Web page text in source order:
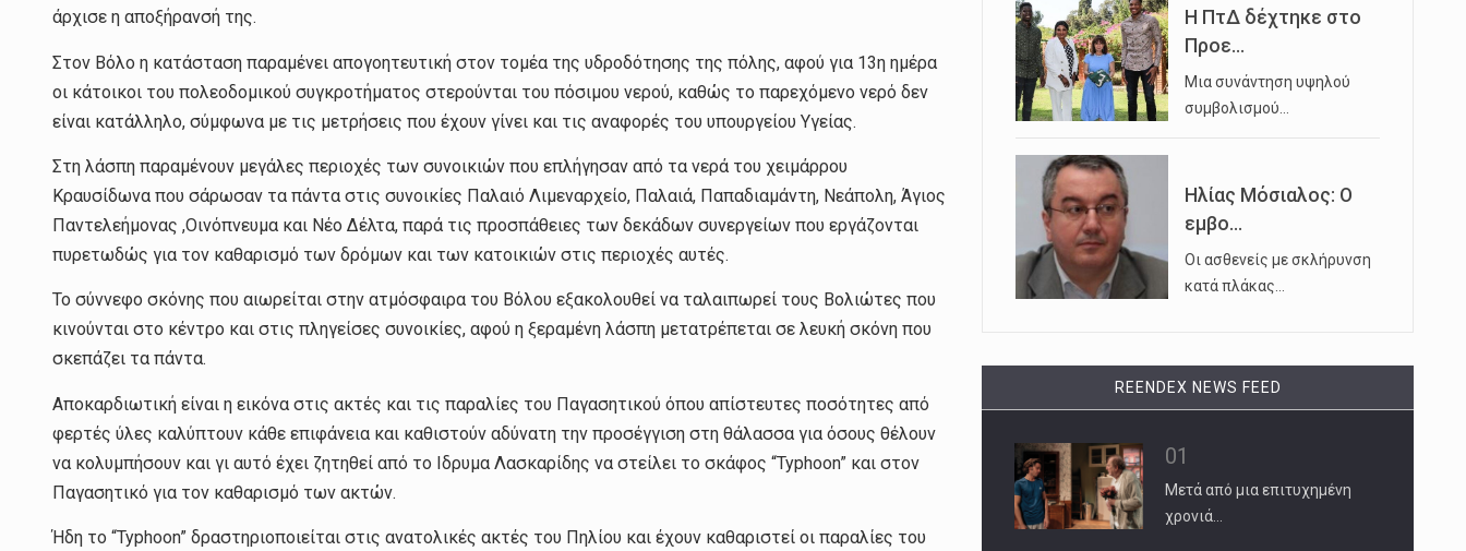
άρχισε η αποξήρανσή της.
Στον Βόλο η κατάσταση παραμένει απογοητευτική στον τομέα της υδροδότησης της πόλης, αφού για 13η ημέρα
οι κάτοικοι του πολεοδομικού συγκροτήματος στερούνται του πόσιμου νερού, καθώς το παρεχόμενο νερό δεν
είναι κατάλληλο, σύμφωνα με τις μετρήσεις που έχουν γίνει και τις αναφορές του υπουργείου Υγείας.
Στη λάσπη παραμένουν μεγάλες περιοχές των συνοικιών που επλήγησαν από τα νερά του χειμάρρου
Κραυσίδωνα που σάρωσαν τα πάντα στις συνοικίες Παλαιό Λιμεναρχείο, Παλαιά, Παπαδιαμάντη, Νεάπολη, Άγιος
Παντελεήμονας ,Οινόπνευμα και Νέο Δέλτα, παρά τις προσπάθειες των δεκάδων συνεργείων που εργάζονται
πυρετωδώς για τον καθαρισμό των δρόμων και των κατοικιών στις περιοχές αυτές.
Το σύννεφο σκόνης που αιωρείται στην ατμόσφαιρα του Βόλου εξακολουθεί να ταλαιπωρεί τους Βολιώτες που
κινούνται στο κέντρο και στις πληγείσες συνοικίες, αφού η ξεραμένη λάσπη μετατρέπεται σε λευκή σκόνη που
σκεπάζει τα πάντα.
Αποκαρδιωτική είναι η εικόνα στις ακτές και τις παραλίες του Παγασητικού όπου απίστευτες ποσότητες από
φερτές ύλες καλύπτουν κάθε επιφάνεια και καθιστούν αδύνατη την προσέγγιση στη θάλασσα για όσους θέλουν
να κολυμπήσουν και γι αυτό έχει ζητηθεί από το Ιδρυμα Λασκαρίδης να στείλει το σκάφος “Typhoon” και στον
Παγασητικό για τον καθαρισμό των ακτών.
Ήδη το “Typhoon” δραστηριοποιείται στις ανατολικές ακτές του Πηλίου και έχουν καθαριστεί οι παραλίες του
Η ΠτΔ δέχτηκε στο
Προε...
Μια συνάντηση υψηλού
συμβολισμού…
Ηλίας Μόσιαλος: Ο
εμβο...
Οι ασθενείς με σκλήρυνση
κατά πλάκας…
REENDEX NEWS FEED
01
Μετά από μια επιτυχημένη
χρονιά…